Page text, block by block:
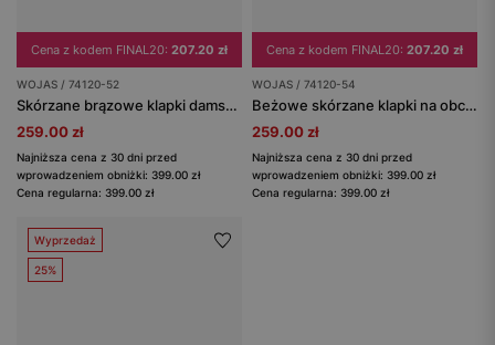
Cena z kodem FINAL20: 207.20 zł
WOJAS / 74120-52
Skórzane brązowe klapki damskie na obcasie
259.00 zł
Najniższa cena z 30 dni przed
wprowadzeniem obniżki: 399.00 zł
Cena regularna: 399.00 zł
Cena z kodem FINAL20: 207.20 zł
WOJAS / 74120-54
Beżowe skórzane klapki na obcasie
259.00 zł
Najniższa cena z 30 dni przed
wprowadzeniem obniżki: 399.00 zł
Cena regularna: 399.00 zł
Wyprzedaż
25%